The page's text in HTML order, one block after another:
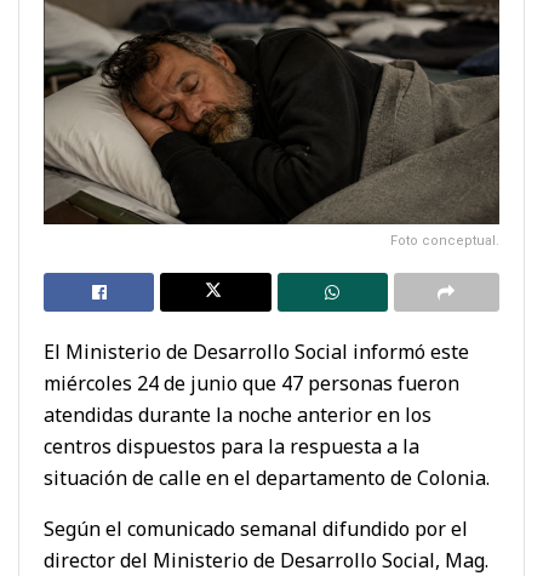
Foto conceptual.
El Ministerio de Desarrollo Social informó este
miércoles 24 de junio que 47 personas fueron
atendidas durante la noche anterior en los
centros dispuestos para la respuesta a la
situación de calle en el departamento de Colonia.
Según el comunicado semanal difundido por el
director del Ministerio de Desarrollo Social, Mag.